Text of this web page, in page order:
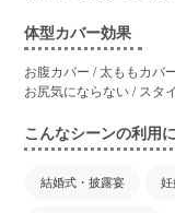
体型カバー効果
お腹カバー / 太ももカバ
お尻気にならない / スタ
こんなシーンの利用
結婚式・披露宴